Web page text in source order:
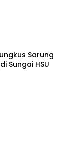
Sarung
Sungai HSU